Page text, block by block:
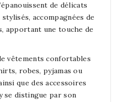
de délicats
accompagnées de
apportant une touche de
vêtements confortables
robes, pyjamas ou
que des accessoires
se distingue par son